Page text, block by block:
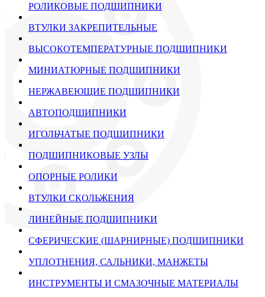
РОЛИКОВЫЕ ПОДШИПНИКИ
ВТУЛКИ ЗАКРЕПИТЕЛЬНЫЕ
ВЫСОКОТЕМПЕРАТУРНЫЕ ПОДШИПНИКИ
МИНИАТЮРНЫЕ ПОДШИПНИКИ
НЕРЖАВЕЮЩИЕ ПОДШИПНИКИ
АВТОПОДШИПНИКИ
ИГОЛЬЧАТЫЕ ПОДШИПНИКИ
ПОДШИПНИКОВЫЕ УЗЛЫ
ОПОРНЫЕ РОЛИКИ
ВТУЛКИ СКОЛЬЖЕНИЯ
ЛИНЕЙНЫЕ ПОДШИПНИКИ
СФЕРИЧЕСКИЕ (ШАРНИРНЫЕ) ПОДШИПНИКИ
УПЛОТНЕНИЯ, САЛЬНИКИ, МАНЖЕТЫ
ИНСТРУМЕНТЫ И СМАЗОЧНЫЕ МАТЕРИАЛЫ